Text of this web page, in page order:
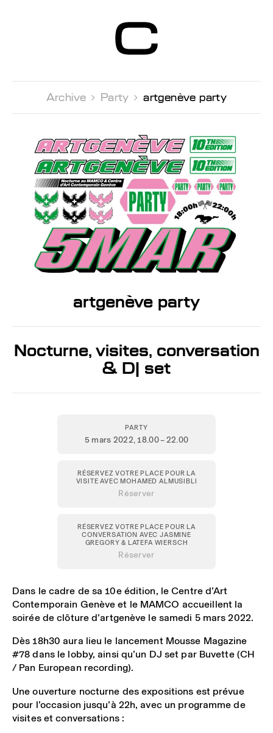
Contemporain
Genève
Archive  Party  artgenève party
artgenève party
Nocturne, visites, conversation
& DJ set
PARTY
5 mars 2022, 18.00 – 22.00
RÉSERVEZ VOTRE PLACE POUR LA
VISITE AVEC MOHAMED ALMUSIBLI
Réserver
RÉSERVEZ VOTRE PLACE POUR LA
CONVERSATION AVEC JASMINE
GREGORY & LATEFA WIERSCH
Réserver
Dans le cadre de sa 10e édition, le Centre d’Art
Contemporain Genève et le MAMCO accueillent la
soirée de clôture d’artgenève le samedi 5 mars 2022.
Dès 18h30 aura lieu le lancement Mousse Magazine
#78 dans le lobby, ainsi qu’un DJ set par Buvette (CH
/ Pan European recording).
Une ouverture nocturne des expositions est prévue
pour l’occasion jusqu’à 22h, avec un programme de
visites et conversations :